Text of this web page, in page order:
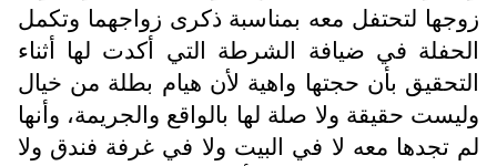
زوجها لتحتفل معه بمناسبة ذكرى زواجهما وتكمل
الحفلة في ضيافة الشرطة التي أكدت لها أثناء
التحقيق بأن حجتها واهية لأن هيام بطلة من خيال
وليست حقيقة ولا صلة لها بالواقع والجريمة، وأنها
لم تجدها معه لا في البيت ولا في غرفة فندق ولا